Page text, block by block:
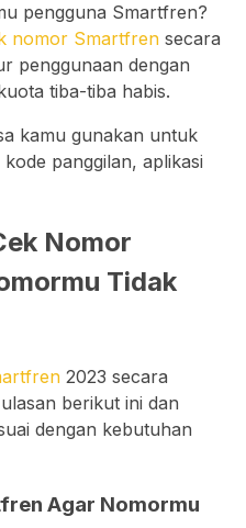
pengguna Smartfren?
nomor Smartfren secara
penggunaan dengan
tiba-tiba habis.
kamu gunakan untuk
panggilan, aplikasi
Nomor
Tidak
2023 secara
berikut ini dan
dengan kebutuhan
Agar Nomormu